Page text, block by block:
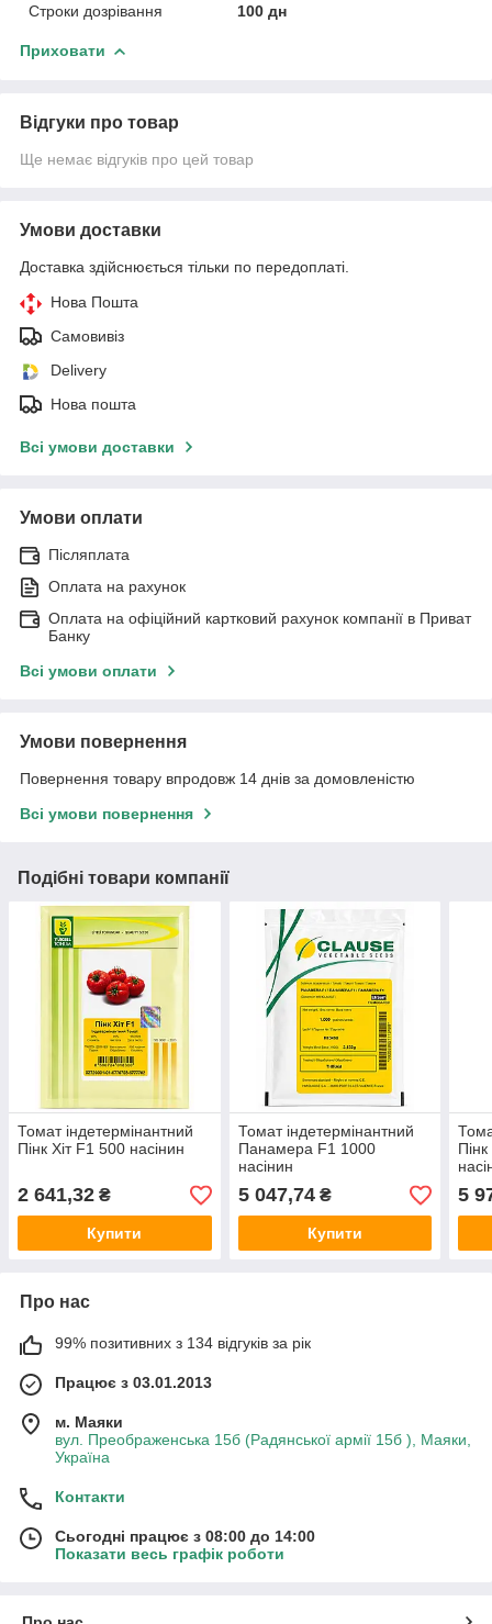
Строки дозрівання
100 дн
Приховати
Відгуки про товар
Ще немає відгуків про цей товар
Умови доставки
Доставка здійснюється тільки по передоплаті.
Нова Пошта
Самовивіз
Delivery
Нова пошта
Всі умови доставки
Умови оплати
Післяплата
Оплата на рахунок
Оплата на офіційний картковий рахунок компанії в Приват
Банку
Всі умови оплати
Умови повернення
Повернення товару впродовж 14 днів за домовленістю
Всі умови повернення
Подібні товари компанії
Томат індетермінантний
Пінк Хіт F1 500 насінин
2 641,32 ₴
Купити
Томат індетермінантний
Панамера F1 1000
насінин
5 047,74₴
Купити
5
Про нас
99% позитивних з 134 відгуків за рік
Працює з 03.01.2013
м. Маяки
вул. Преображенська 15б (Радянської армії 15б ), Маяки,
Україна
Контакти
Сьогодні працює з 08:00 до 14:00
Показати весь графік роботи